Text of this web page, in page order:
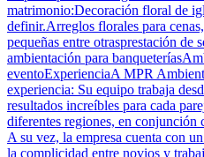
matrimonio:Decoración floral de
definir.Arreglos florales para
pequeñas entre otrasprestación de
ambientación para
eventoExperienciaA MPR
experiencia: Su equipo trabaja
resultados increíbles para cada
diferentes regiones, en conjunción
A su vez, la empresa cuenta con
la complicidad entre novios y